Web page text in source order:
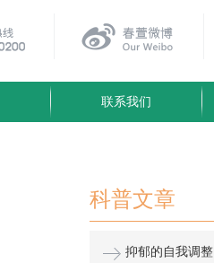
联系我们
科普文章
抑郁的自我调整